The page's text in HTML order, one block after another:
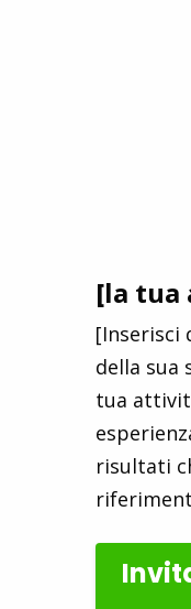
[la tua
[Inserisci
della sua
tua
risultati